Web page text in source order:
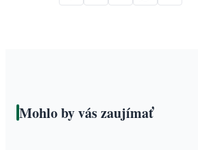
Mohlo by vás zaujímať